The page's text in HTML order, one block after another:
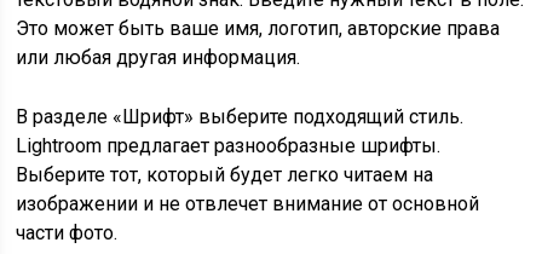
Это может быть ваше имя, логотип, авторские права
или любая другая информация.
В разделе «Шрифт» выберите подходящий стиль.
Lightroom предлагает разнообразные шрифты.
Выберите тот, который будет легко читаем на
изображении и не отвлечет внимание от основной
части фото.